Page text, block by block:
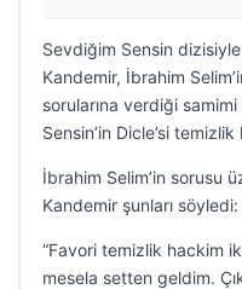
Sevdiğim Sensin
Kandemir, İbrahim
sorularına verdiği
Sensin’in Dicle’si temizlik
İbrahim Selim’in sorusu
Kandemir şunları söyledi:
“Favori temizlik hackim
mesela setten geldim.